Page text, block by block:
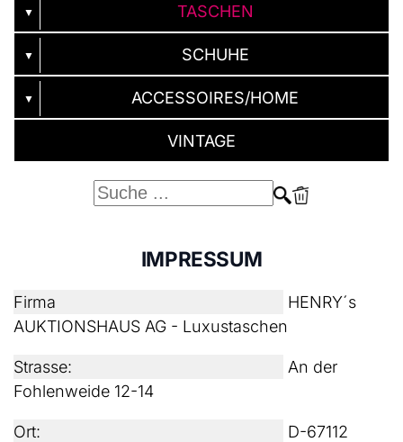
▼ TASCHEN
▼ SCHUHE
▼ ACCESSOIRES/HOME
VINTAGE
IMPRESSUM
Firma
HENRY´s
AUKTIONSHAUS AG - Luxustaschen
Strasse:
An der
Fohlenweide 12-14
Ort:
D-67112